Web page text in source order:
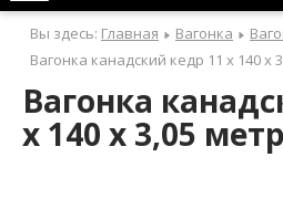
Вы здесь: Главная Вагонка
Вагонка канадский кедр 11 x 140 x
х
а
у
с
Б
Вагонка
x 140 x 3,05